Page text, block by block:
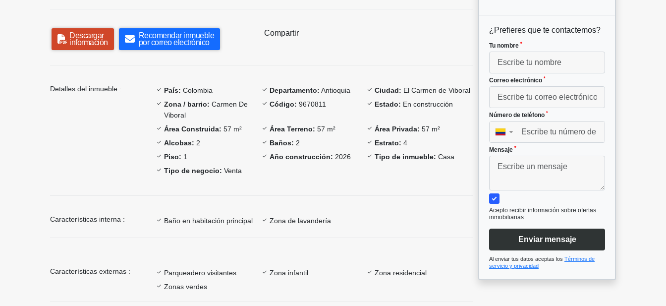
Descargar
información
Recomendar inmueble
por correo electrónico
Compartir
Detalles del inmueble : País: Colombia Departamento: Antioquia Ciudad: El Carmen de Viboral
Zona / barrio: Carmen De
Viboral
Código: 9670811 Estado: En construcción
Área Construida: 57 m² Área Terreno: 57 m² Área Privada: 57 m²
Alcobas: 2 Baños: 2 Estrato: 4
Piso: 1 Año construcción: 2026 Tipo de inmueble: Casa
Tipo de negocio: Venta
Características interna : Baño en habitación principal Zona de lavandería
Características externas : Parqueadero visitantes Zona infantil
Zona residencial
Zonas verdes
¿Prefieres que te contactemos?
Tu nombre *
Correo electrónico *
Número de teléfono *
▼
Mensaje *
Acepto recibir información sobre ofertas
inmobiliarias
Enviar mensaje
Al enviar tus datos aceptas los Términos de
servicio y privacidad